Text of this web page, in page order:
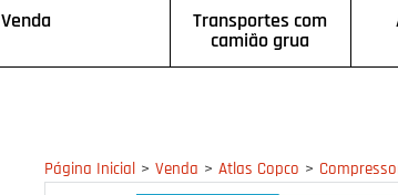
Venda Transportes com
camião grua
Página Inicial > Venda > Atlas Copco >